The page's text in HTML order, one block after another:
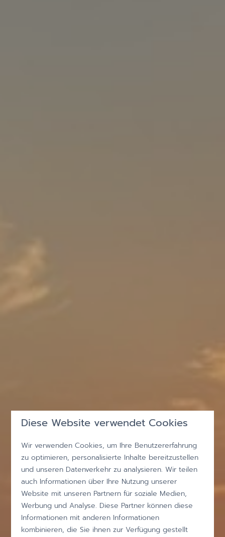
Diese Website verwendet Cookies
Wir verwenden Cookies, um Ihre Benutzererfahrung
zu optimieren, personalisierte Inhalte bereitzustellen
und unseren Datenverkehr zu analysieren. Wir teilen
auch Informationen über Ihre Nutzung unserer
Website mit unseren Partnern für soziale Medien,
Werbung und Analyse. Diese Partner können diese
Informationen mit anderen Informationen
kombinieren, die Sie ihnen zur Verfügung gestellt